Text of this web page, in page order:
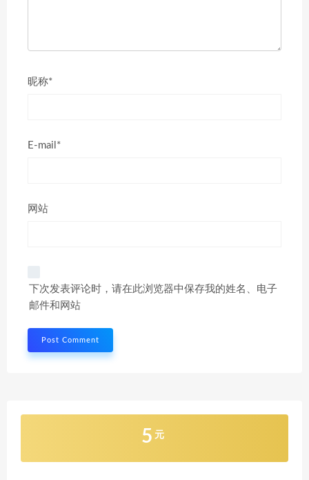
昵称*
E-mail*
网站
下次发表评论时，请在此浏览器中保存我的姓名、电子
邮件和网站
5 元